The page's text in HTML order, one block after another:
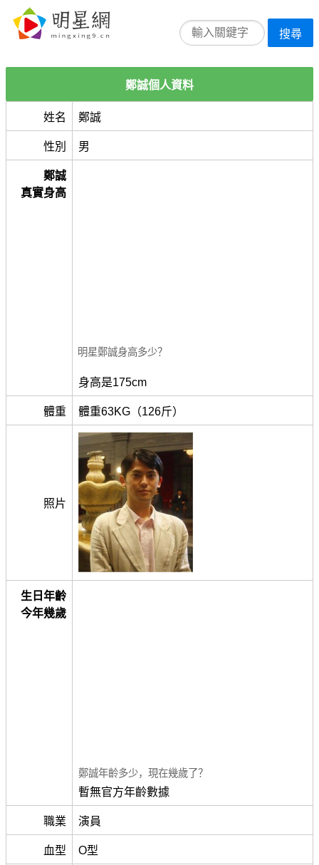
搜尋
鄭誠個人資料
姓名 鄭誠
性別 男
鄭誠
真實身高
明星鄭誠身高多少？
身高是175cm
體重 體重63KG（126斤）
照片
生日年齡
今年幾歲
鄭誠年齡多少，現在幾歲了？
暫無官方年齡數據
職業 演員
血型 O型